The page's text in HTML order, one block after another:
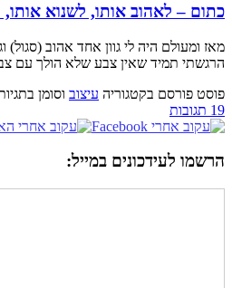
כתום – לאהוב אותו, לשנוא
מאז ומעולם היה לי גוון אחד אהוב
הרגשתי תמיד שאין צבע שלא הולך עם
פוסט פורסם בקטגוריה עיצוב וסומן
19 תגובות
הרשמו לעידכונים במייל: